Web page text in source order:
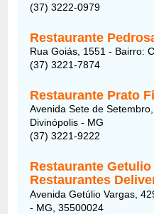
(37) 3222-0979
Restaurante
Rua Goiás, 1551 - Bairro:
(37) 3221-7874
Restaurante Prato
Avenida Sete de
Divinópolis - MG
(37) 3221-9222
Restaurante Getulio
Restaurantes
Avenida Getúlio Vargas,
- MG, 35500024